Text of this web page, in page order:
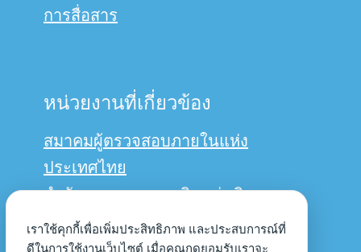
การสื่อสาร
หน่วยงานที่เกี่ยวข้อง
สมาคมผู้ตรวจสอบภายในแห่ง
ประเทศไทย
สำนักงานการตรวจเงินแผ่นดิน
กรมบัญชีกลาง
เราใช้คุกกี้เพื่อเพิ่มประสิทธิภาพ และประสบการณ์ที่
ดีในการใช้งานเว็บไซต์ เมื่อคุณกดยอมรับเราจะ